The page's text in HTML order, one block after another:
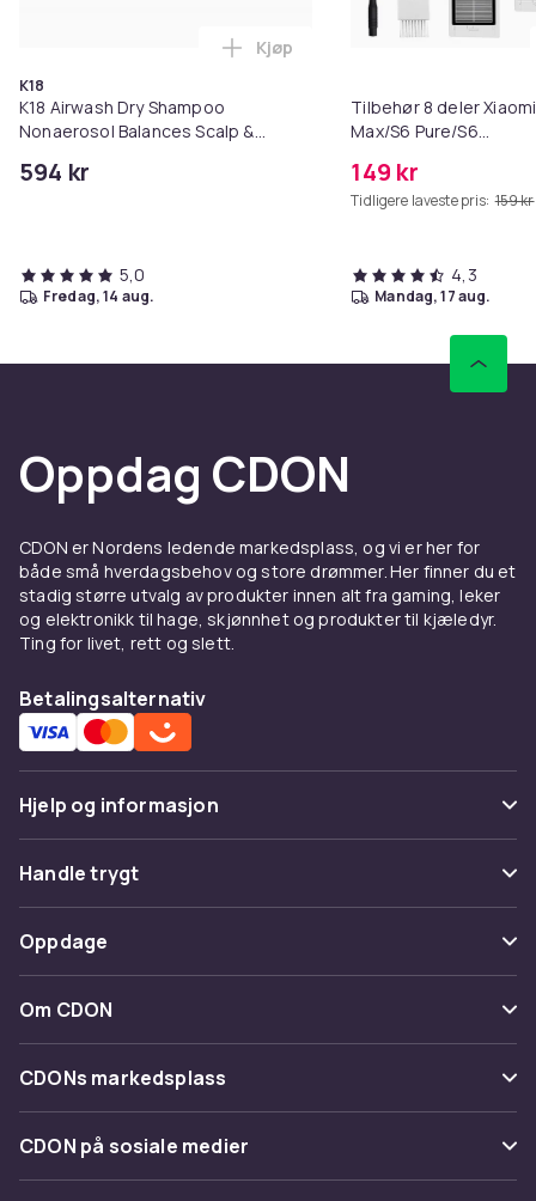
K18
K18 Airwash Dry Shampoo
Nonaerosol Balances Scalp &
594 kr
Legg K18 Airwash Dry
Kjøp
5,0
fredag, 14 aug.
Tilbehør 8 deler
Max/S6 Pure/S6
149 kr
Tidligere laveste pris: 159 kr
4,3
mandag, 17 aug.
Oppdag CDON
CDON er Nordens ledende markedsplass, og vi er her for
både små hverdagsbehov og store drømmer. Her finner du et
stadig større utvalg av produkter innen alt fra gaming, leker
og elektronikk til hage, skjønnhet og produkter til kjæledyr.
Ting for livet, rett og slett.
Betalingsalternativ
Hjelp og informasjon
Vanlige spørsmål
Spor pakke
Angre & returner her
Kontakt oss
Handle trygt
Betaling
Levering
Tilbakekallinger
Oppdage
Kategorier
Varemerker
Om CDON
Om oss
Kundeanmeldelser
Jobbe på CDON
CDONs markedsplass
Merchant Help Center
CDON på sosiale medier